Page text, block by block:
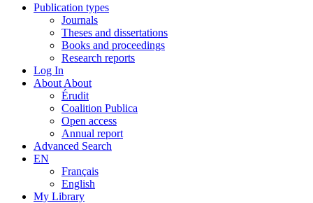
Publication types
Journals
Theses and dissertations
Books and proceedings
Research reports
Log In
About About
Érudit
Coalition Publica
Open access
Annual report
Advanced Search
EN
Français
English
My Library